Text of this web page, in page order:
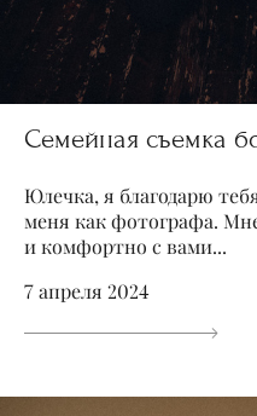
Семейная съемка
Юлечка, я благодарю
меня как фотографа.
и комфортно с вами...
7 апреля 2024